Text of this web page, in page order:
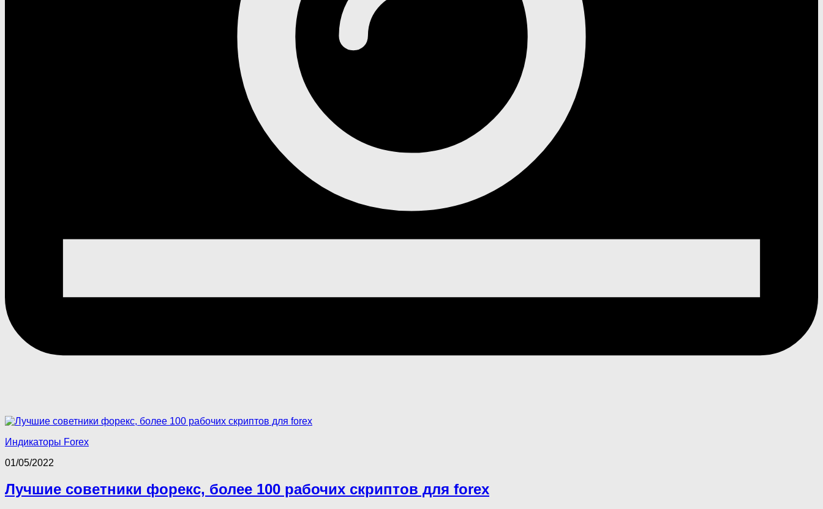
Индикаторы Forex
01/05/2022
Лучшие советники форекс, более 100 рабочих скриптов для forex